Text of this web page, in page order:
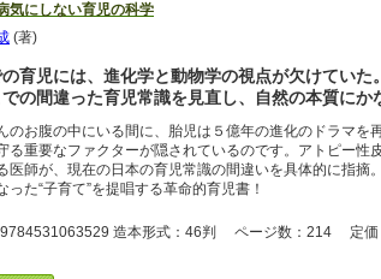
気にしない育児の科学
(著)
育児には、進化学と動物学の視点が欠けていた。
の間違った育児常識を見直し、自然の本質にか
のお腹の中にいる間に、胎児は５億年の進化のドラマを
る重要なファクターが隠されているのです。アトピー性
医師が、現在の日本の育児常識の間違いを具体的に指摘
った“子育て”を提唱する革命的育児書！
9784531063529 造本形式：46判 ページ数：214 定価